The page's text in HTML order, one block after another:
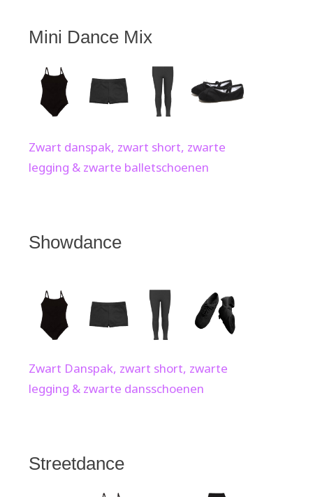
Mini Dance Mix
Zwart danspak, zwart short, zwarte
legging & zwarte balletschoenen
Showdance
Zwart Danspak, zwart short, zwarte
legging & zwarte dansschoenen
Streetdance